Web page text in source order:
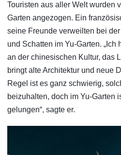
Touristen aus aller Welt wurden
Garten angezogen. Ein
seine Freunde verweilten bei
und Schatten im Yu-Garten.
an der chinesischen Kultur, das
bringt alte Architektur und neue
Regel ist es ganz schwierig,
beizuhalten, doch im Yu-Garten
gelungen“, sagte er.